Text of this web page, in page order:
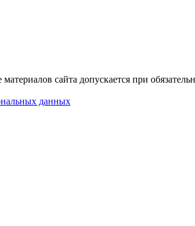
сайта допускается при
данных